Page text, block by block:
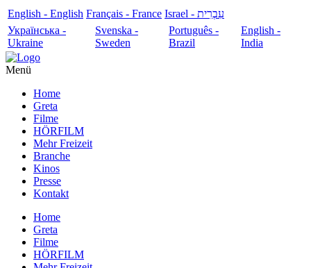
English - English Français - France
עִבְרִית - Israel
Українська -
Ukraine
Svenska -
Sweden
Português -
Brazil
English -
India
Menü
Home
Greta
Filme
HÖRFILM
Mehr Freizeit
Branche
Kinos
Presse
Kontakt
Home
Greta
Filme
HÖRFILM